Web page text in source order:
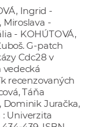
Ingrid -
Miroslava -
- KOHÚTOVÁ,
G-patch
Cdc28 v
vedecká
recenzovaných
Táňa
Dominik Juračka,
: Univerzita